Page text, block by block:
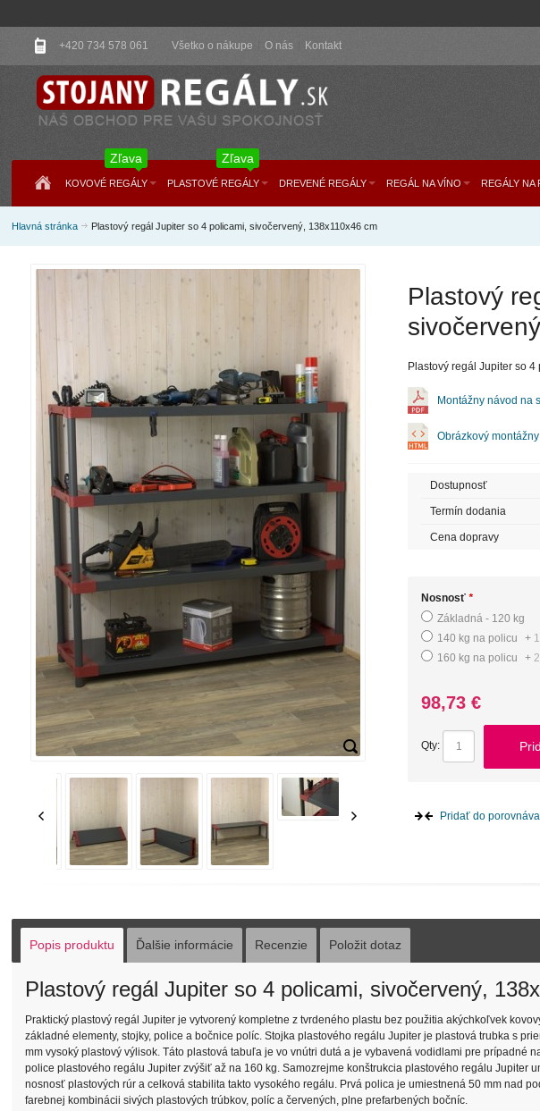
+420 734 578 061 Všetko o nákupe O nás Kontakt
KOVOVÉ REGÁLY
Zľava
PLASTOVÉ REGÁLY
Zľava
DREVENÉ REGÁLY REGÁL NA VÍNO REGÁLY NA
Hlavná stránka Plastový regál Jupiter so 4 policami, sivočervený, 138x110x46 cm
Plastový
Plastový regál Jupiter so
Montážny návod na
Obrázkový
Dostupnosť
Termín dodania
Cena dopravy
*
Nosnosť
Základná - 120 kg
140 kg na policu
+
160 kg na policu
+
98,73 €
Qty:
Pridať do
Popis produktu Ďalšie informácie Recenzie Položit dotaz
Plastový regál Jupiter so 4 policami, sivočervený,
Praktický plastový regál Jupiter je vytvorený kompletne z tvrdeného plastu bez použitia akýchkoľvek
základné elementy, stojky, police a bočnice políc. Stojka plastového regálu Jupiter je plastová trubka s
mm vysoký plastový výlisok. Táto plastová tabuľa je vo vnútri dutá a je vybavená vodidlami pre prípadné
police plastového regálu Jupiter zvýšiť až na 160 kg. Samozrejme konštrukcia plastového regálu Jupiter
nosnosť plastových rúr a celková stabilita takto vysokého regálu. Prvá polica je umiestnená 50 mm nad
farebnej kombinácii sivých plastových trúbkov, políc a červených, plne prefarbených bočníc.